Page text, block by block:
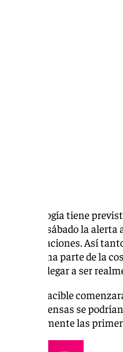
Meteorología tiene
este sábado la
precipitaciones. Así
en buena parte de la
podrían llegar a ser
desapacible
e intensas se
y especialmente las